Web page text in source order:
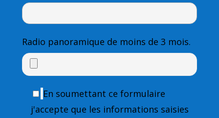
Radio panoramique de moins de 3 mois.
En soumettant ce formulaire
j'accepte que les informations saisies